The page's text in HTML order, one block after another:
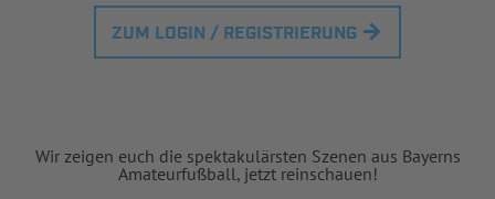
ZUM LOGIN / REGISTRIERUNG
Wir zeigen euch die spektakulärsten Szenen aus Bayerns
Amateurfußball, jetzt reinschauen!